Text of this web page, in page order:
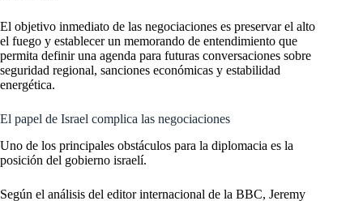
El objetivo inmediato de las negociaciones es preservar el alto
el fuego y establecer un memorando de entendimiento que
permita definir una agenda para futuras conversaciones sobre
seguridad regional, sanciones económicas y estabilidad
energética.
El papel de Israel complica las negociaciones
Uno de los principales obstáculos para la diplomacia es la
posición del gobierno israelí.
Según el análisis del editor internacional de la BBC, Jeremy